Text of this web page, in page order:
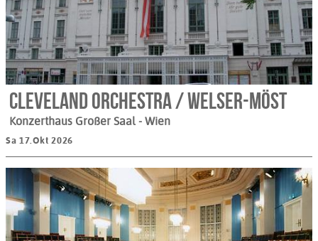
Cleveland Orchestra / Welser-Möst
Konzerthaus Großer Saal - Wien
Sa 17.Okt 2026